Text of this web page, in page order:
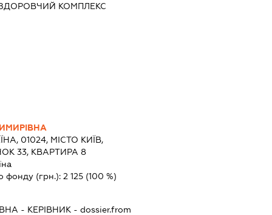
КОМПЛЕКС
01024, МІСТО КИЇВ,
33, КВАРТИРА 8
фонду (грн.):2 125 (100 %)
- КЕРІВНИК - dossier.from